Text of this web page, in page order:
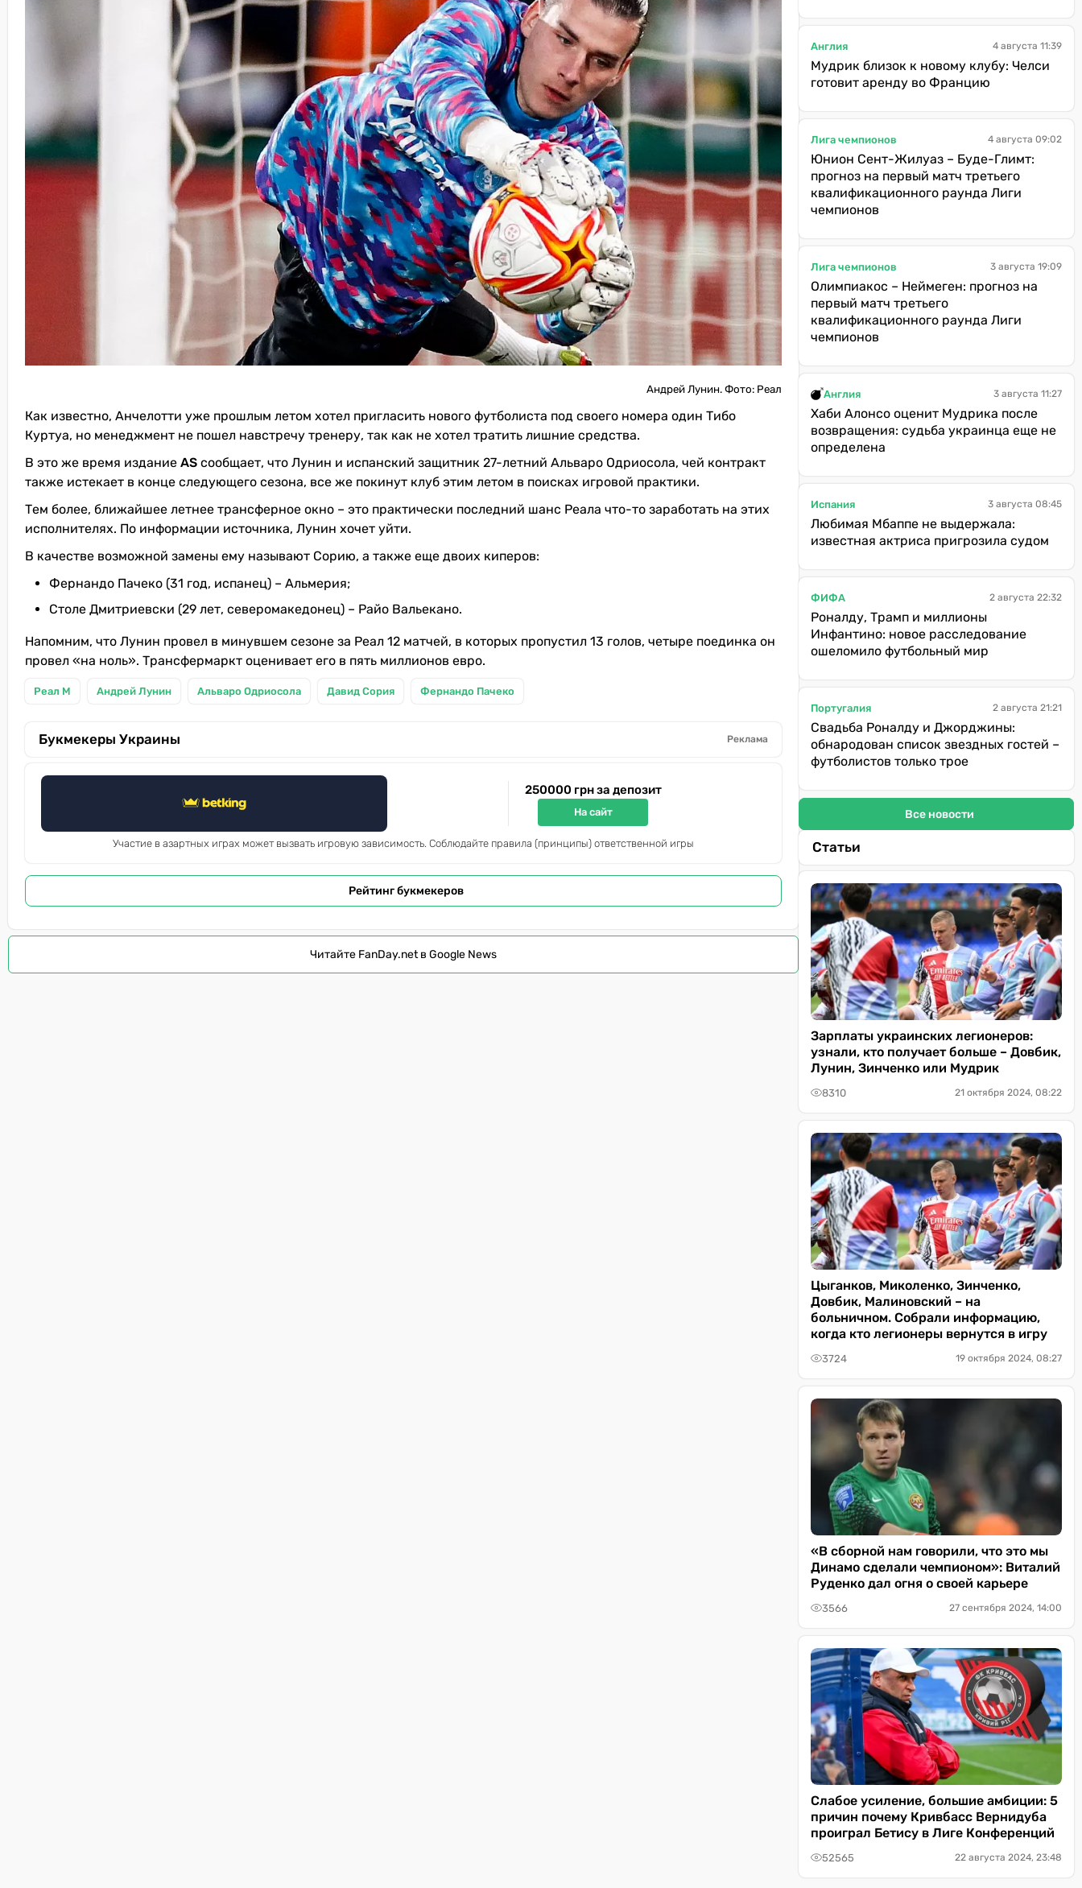
Андрей Лунин. Фото: Реал
Как известно, Анчелотти уже прошлым летом хотел пригласить нового футболиста под своего номера один Тибо
Куртуа, но менеджмент не пошел навстречу тренеру, так как не хотел тратить лишние средства.
В это же время издание АS сообщает, что Лунин и испанский защитник 27-летний Альваро Одриосола, чей контракт
также истекает в конце следующего сезона, все же покинут клуб этим летом в поисках игровой практики.
Тем более, ближайшее летнее трансферное окно – это практически последний шанс Реала что-то заработать на этих
исполнителях. По информации источника, Лунин хочет уйти.
В качестве возможной замены ему называют Сорию, а также еще двоих киперов:
Фернандо Пачеко (31 год, испанец) – Альмерия;
Столе Дмитриевски (29 лет, северомакедонец) – Райо Вальекано.
Напомним, что Лунин провел в минувшем сезоне за Реал 12 матчей, в которых пропустил 13 голов, четыре поединка он
провел «на ноль». Трансфермаркт оценивает его в пять миллионов евро.
Реал М Андрей Лунин Альваро Одриосола Давид Сория Фернандо Пачеко
Букмекеры Украины Реклама
250000 грн за депозит
На сайт
Участие в азартных играх может вызвать игровую зависимость. Соблюдайте правила (принципы) ответственной игры
Рейтинг букмекеров
Читайте FanDay.net в Google News
Англия 4 августа 11:39
Мудрик близок к новому клубу: Челси
готовит аренду во Францию
Лига чемпионов 4 августа 09:02
Юнион Сент-Жилуаз – Буде-Глимт:
прогноз на первый матч третьего
квалификационного раунда Лиги
чемпионов
Лига чемпионов 3 августа 19:09
Олимпиакос – Неймеген: прогноз на
первый матч третьего
квалификационного раунда Лиги
чемпионов
Англия 3 августа 11:27
Хаби Алонсо оценит Мудрика после
возвращения: судьба украинца еще не
определена
Испания 3 августа 08:45
Любимая Мбаппе не выдержала:
известная актриса пригрозила судом
ФИФА 2 августа 22:32
Роналду, Трамп и миллионы
Инфантино: новое расследование
ошеломило футбольный мир
Португалия 2 августа 21:21
Свадьба Роналду и Джорджины:
обнародован список звездных гостей –
футболистов только трое
Все новости
Статьи
Зарплаты украинских легионеров:
узнали, кто получает больше – Довбик,
Лунин, Зинченко или Мудрик
8310 21 октября 2024, 08:22
Цыганков, Миколенко, Зинченко,
Довбик, Малиновский – на
больничном. Собрали информацию,
когда кто легионеры вернутся в игру
3724 19 октября 2024, 08:27
«В сборной нам говорили, что это мы
Динамо сделали чемпионом»: Виталий
Руденко дал огня о своей карьере
3566 27 сентября 2024, 14:00
Слабое усиление, большие амбиции: 5
причин почему Кривбасс Вернидуба
проиграл Бетису в Лиге Конференций
52565 22 августа 2024, 23:48